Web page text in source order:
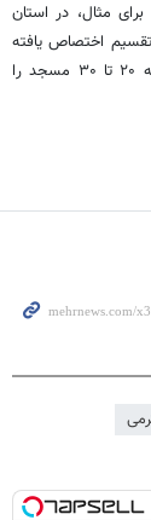
مثال، در استان
تومان برای تقسیم اختصاص یافته
است. این مبلغ بسیار ناچیز است و تنها امکان مساعدت به ۲۰ تا ۳۰ مسجد را